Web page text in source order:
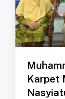
Karpet